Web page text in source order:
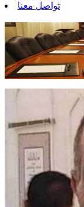
تواصل معنا